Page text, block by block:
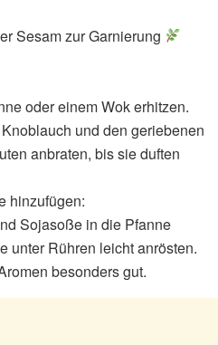
Sesam zur Garnierung
oder einem Wok erhitzen.
und den geriebenen
anbraten, bis sie duften
hinzufügen:
Sojasoße in die Pfanne
unter Rühren leicht anrösten.
besonders gut.